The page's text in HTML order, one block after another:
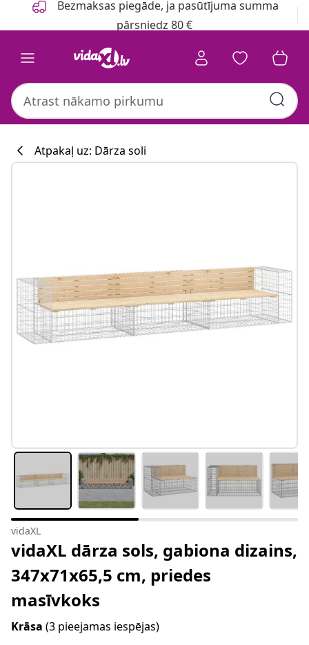
Bezmaksas piegāde, ja pasūtījuma summa
pārsniedz 80 €
Atpakaļ uz: Dārza soli
vidaXL
vidaXL dārza sols, gabiona dizains,
347x71x65,5 cm, priedes
masīvkoks
Krāsa (3 pieejamas iespējas)